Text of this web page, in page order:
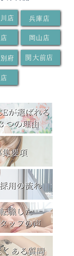
店
兵庫店
岡山店
府 関大前店